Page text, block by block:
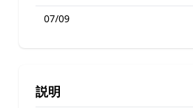
07/09
説明